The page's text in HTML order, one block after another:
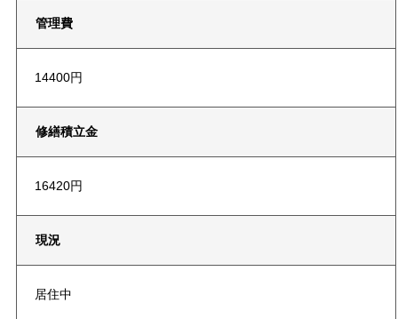
管理費
14400円
修繕積立金
16420円
現況
居住中